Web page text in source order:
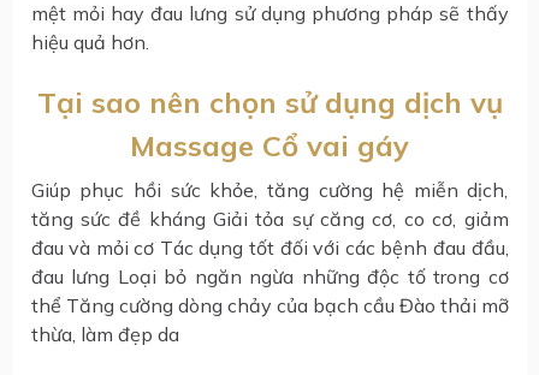
mệt mỏi hay đau lưng sử dụng phương pháp sẽ thấy
hiệu quả hơn.
Tại sao nên chọn sử dụng dịch vụ
Massage Cổ vai gáy
Giúp phục hồi sức khỏe, tăng cường hệ miễn dịch,
tăng sức đề kháng Giải tỏa sự căng cơ, co cơ, giảm
đau và mỏi cơ Tác dụng tốt đối với các bệnh đau đầu,
đau lưng Loại bỏ ngăn ngừa những độc tố trong cơ
thể Tăng cường dòng chảy của bạch cầu Đào thải mỡ
thừa, làm đẹp da